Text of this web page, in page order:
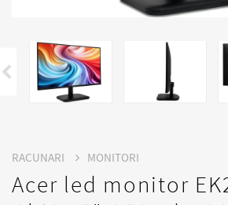
RACUNARI MONITORI
Acer led monitor